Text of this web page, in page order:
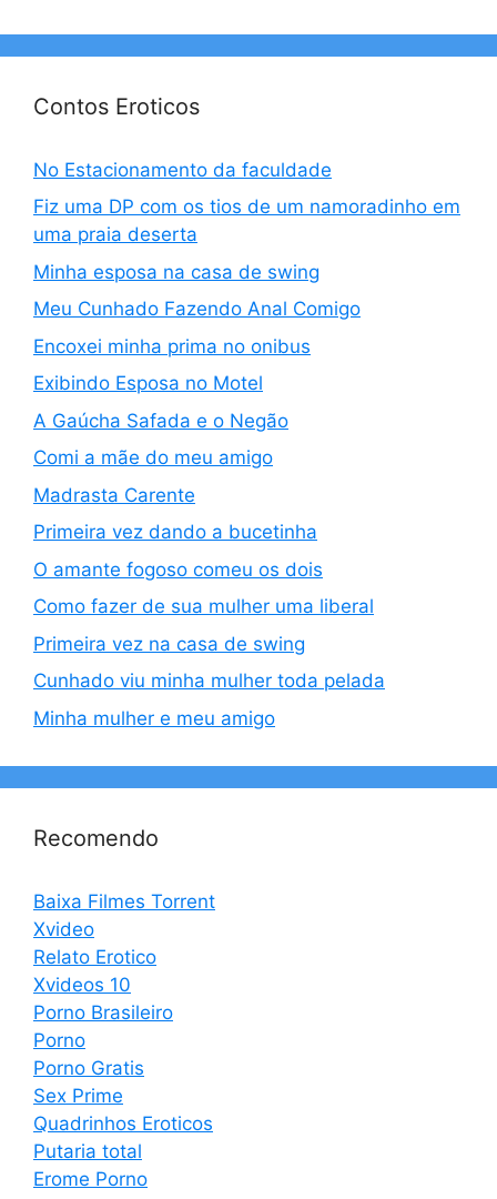
Contos Eroticos
No Estacionamento da faculdade
Fiz uma DP com os tios de um namoradinho em
uma praia deserta
Minha esposa na casa de swing
Meu Cunhado Fazendo Anal Comigo
Encoxei minha prima no onibus
Exibindo Esposa no Motel
A Gaúcha Safada e o Negão
Comi a mãe do meu amigo
Madrasta Carente
Primeira vez dando a bucetinha
O amante fogoso comeu os dois
Como fazer de sua mulher uma liberal
Primeira vez na casa de swing
Cunhado viu minha mulher toda pelada
Minha mulher e meu amigo
Recomendo
Baixa Filmes Torrent
Xvideo
Relato Erotico
Xvideos 10
Porno Brasileiro
Porno
Porno Gratis
Sex Prime
Quadrinhos Eroticos
Putaria total
Erome Porno